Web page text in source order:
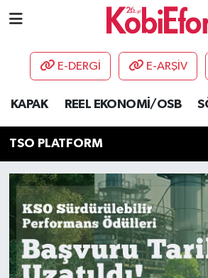
E-DERGİ E-ARŞİV
KAPAK REEL EKONOMİ/OSB
TSO PLATFORM
AKADEMİ
DESTEK-TEŞVİK
ETKİNLİK
GÜNCEL
HABERLER
KAPAK